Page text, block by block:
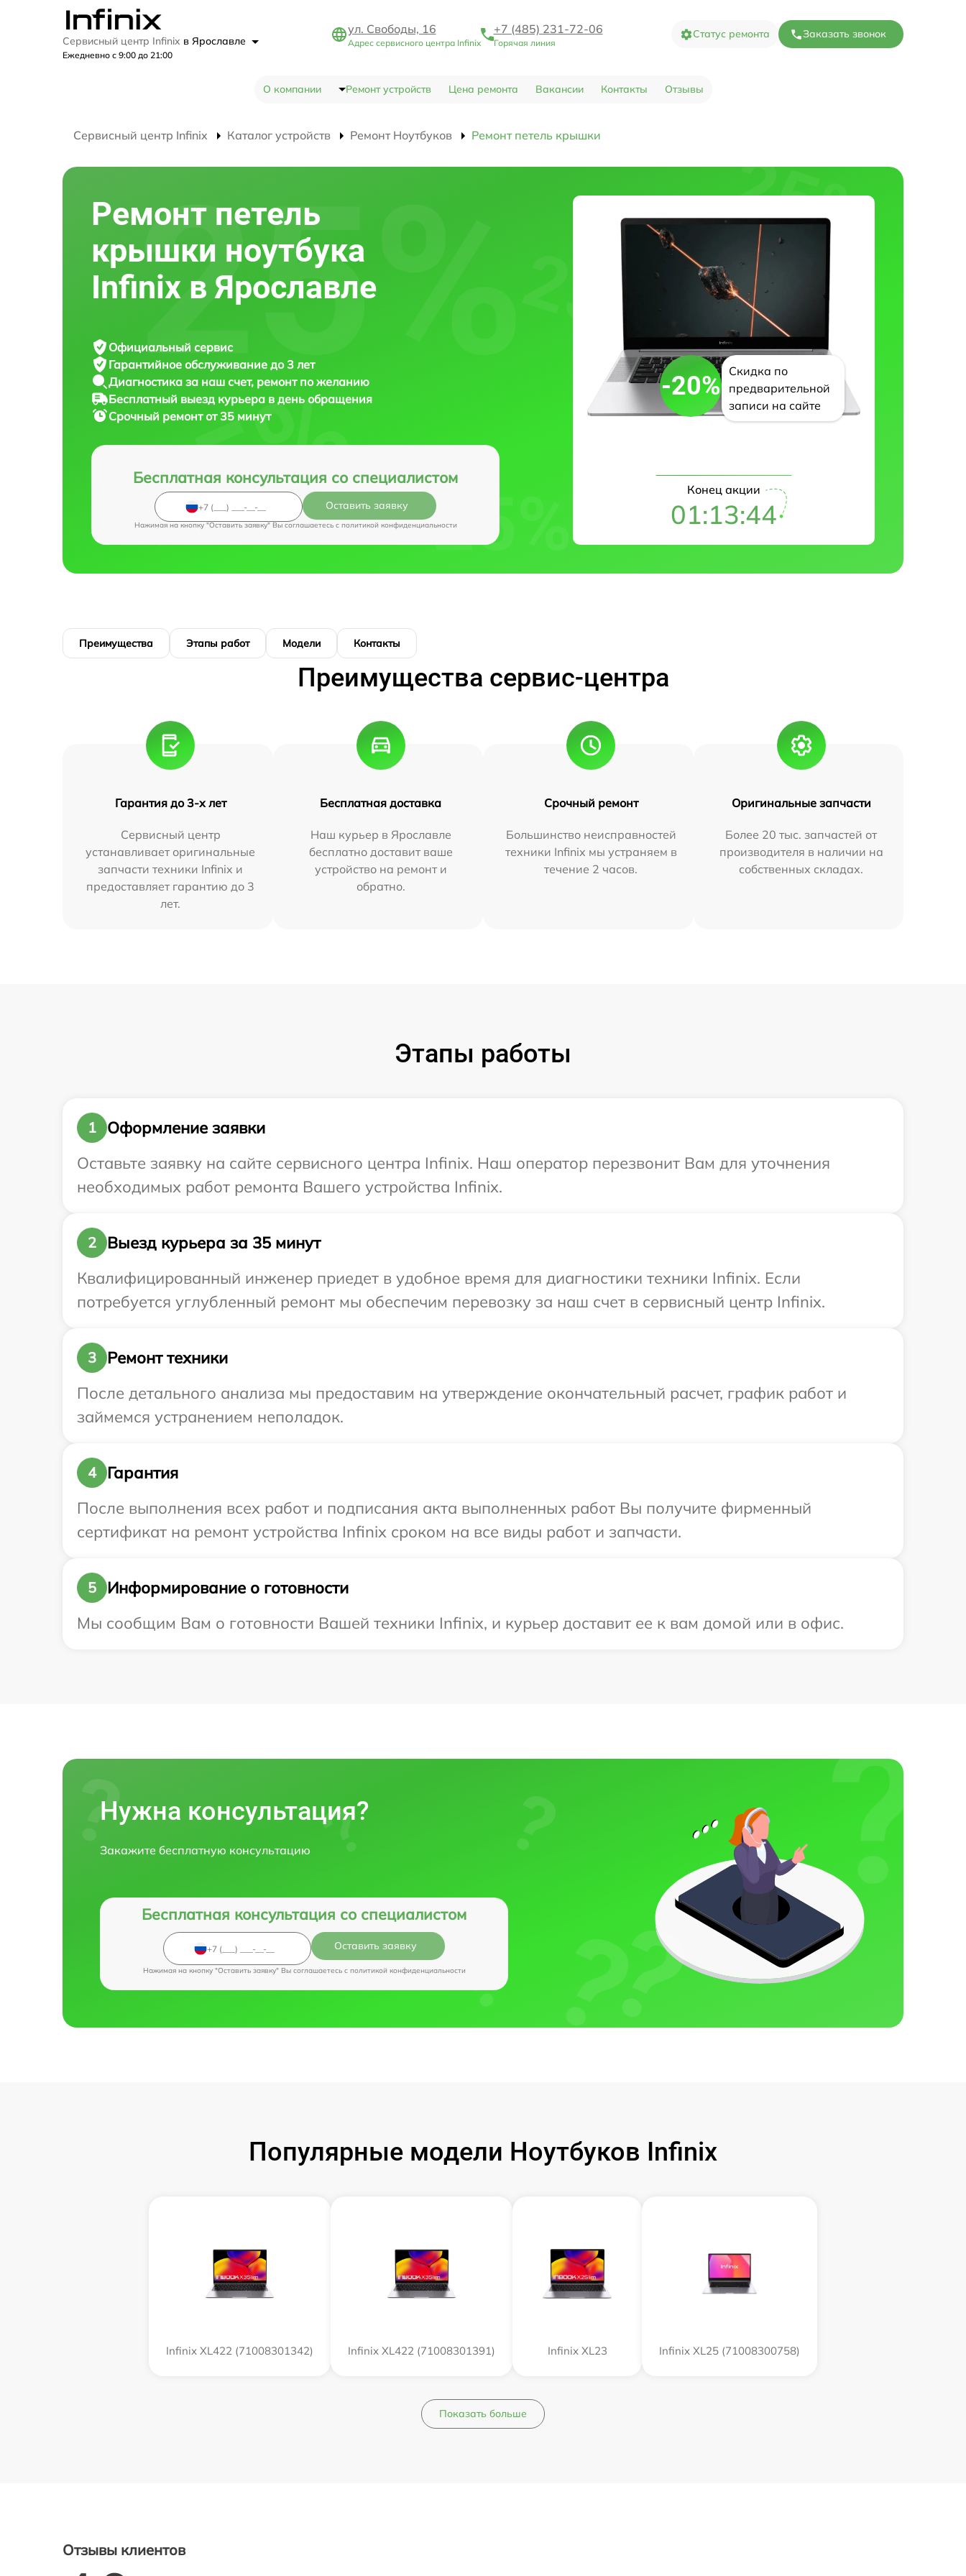
Сервисный центр Infinix в Ярославле
Ежедневно с 9:00 до 21:00
ул. Свободы, 16
Адрес сервисного центра Infinix
+7 (485) 231-72-06
Горячая линия
Статус ремонта Заказать звонок
О компании Ремонт устройств Цена ремонта Вакансии Контакты Отзывы
Сервисный центр Infinix Каталог устройств Ремонт Ноутбуков Ремонт петель крышки
Ремонт петель
крышки ноутбука
Infinix в Ярославле
Официальный сервис
Гарантийное обслуживание до 3 лет
Диагностика за наш счет, ремонт по желанию
Бесплатный выезд курьера в день обращения
Срочный ремонтот 35 минут
Бесплатная консультация со специалистом
Оставить заявку
Нажимая на кнопку "Оставить заявку" Вы соглашаетесь c политикой конфиденциальности
-20%
Скидка по
предварительной
записи на сайте
Конец акции
01:13:43
Преимущества Этапы работ Модели Контакты
Преимущества сервис-центра
Гарантия до 3-х лет
Сервисный центр
устанавливает оригинальные
запчасти техники Infinix и
предоставляет гарантию до 3
лет.
Бесплатная доставка
Наш курьер в Ярославле
бесплатно доставит ваше
устройство на ремонт и
обратно.
Срочный ремонт
Большинство неисправностей
техники Infinix мы устраняем в
течение 2 часов.
Оригинальные запчасти
Более 20 тыс. запчастей от
производителя в наличии на
собственных складах.
Этапы работы
1
Оформление заявки
Оставьте заявку на сайте сервисного центра Infinix. Наш оператор перезвонит Вам для уточнения
необходимых работ ремонта Вашего устройства Infinix.
2
Выезд курьера за 35 минут
Квалифицированный инженер приедет в удобное время для диагностики техники Infinix. Если
потребуется углубленный ремонт мы обеспечим перевозку за наш счет в сервисный центр Infinix.
3
Ремонт техники
После детального анализа мы предоставим на утверждение окончательный расчет, график работ и
займемся устранением неполадок.
4
Гарантия
После выполнения всех работ и подписания акта выполненных работ Вы получите фирменный
сертификат на ремонт устройства Infinix сроком на все виды работ и запчасти.
5
Информирование о готовности
Мы сообщим Вам о готовности Вашей техники Infinix, и курьер доставит ее к вам домой или в офис.
Нужна консультация?
Закажите бесплатную консультацию
Бесплатная консультация со специалистом
Оставить заявку
Нажимая на кнопку "Оставить заявку" Вы соглашаетесь c политикой конфиденциальности
Популярные модели Ноутбуков Infinix
Infinix XL422 (71008301342) Infinix XL422 (71008301391) Infinix XL23 Infinix XL25 (71008300758)
Показать больше
Отзывы клиентов